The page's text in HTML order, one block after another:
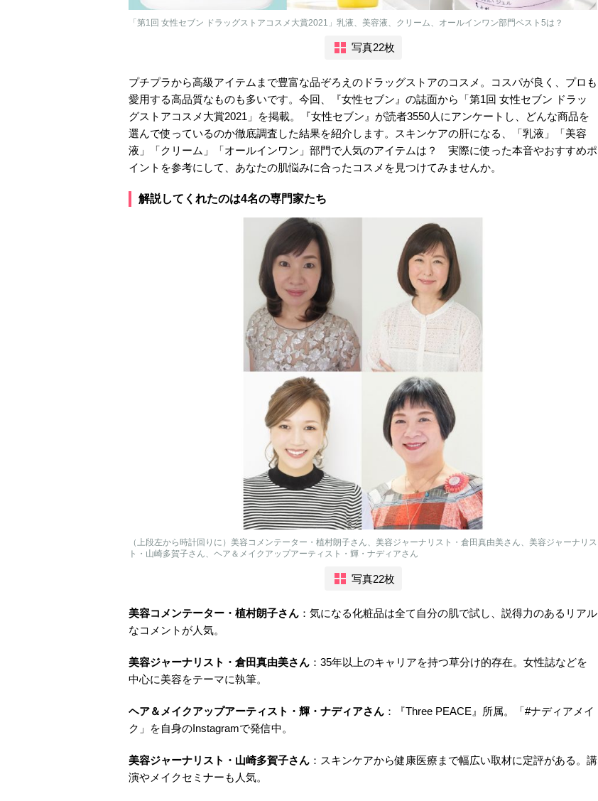
「第1回 女性セブン ドラッグストアコスメ大賞2021」乳液、美容液、クリーム、オールインワン部門ベスト5は？
写真22枚
プチプラから高級アイテムまで豊富な品ぞろえのドラッグストアのコスメ。コスパが良く、プロも
愛用する高品質なものも多いです。今回、『女性セブン』の誌面から「第1回 女性セブン ドラッ
グストアコスメ大賞2021」を掲載。『女性セブン』が読者3550人にアンケートし、どんな商品を
選んで使っているのか徹底調査した結果を紹介します。スキンケアの肝になる、「乳液」「美容
液」「クリーム」「オールインワン」部門で人気のアイテムは？ 実際に使った本音やおすすめポ
イントを参考にして、あなたの肌悩みに合ったコスメを見つけてみませんか。
解説してくれたのは4名の専門家たち
（上段左から時計回りに）美容コメンテーター・植村朗子さん、美容ジャーナリスト・倉田真由美さん、美容ジャーナリス
ト・山崎多賀子さん、ヘア＆メイクアップアーティスト・輝・ナディアさん
写真22枚
美容コメンテーター・植村朗子さん ：気になる化粧品は全て自分の肌で試し、説得力のあるリアル
なコメントが人気。
美容ジャーナリスト・倉田真由美さん ：35年以上のキャリアを持つ草分け的存在。女性誌などを
中心に美容をテーマに執筆。
ヘア＆メイクアップアーティスト・輝・ナディアさん ：『Three PEACE』所属。「#ナディアメイ
ク」を自身のInstagramで発信中。
美容ジャーナリスト・山崎多賀子さん ：スキンケアから健康医療まで幅広い取材に定評がある。講
演やメイクセミナーも人気。